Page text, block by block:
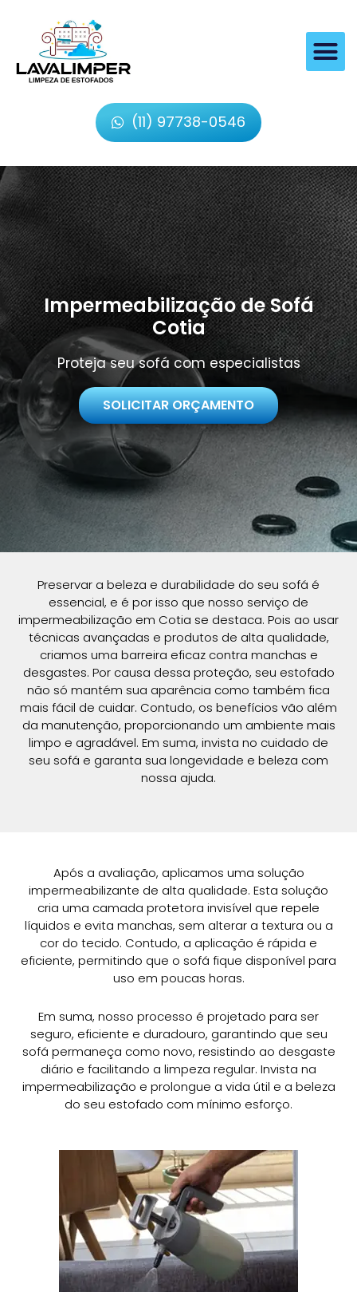
(11) 97738-0546
Impermeabilização de Sofá
Cotia
Proteja seu sofá com especialistas
SOLICITAR ORÇAMENTO
Preservar a beleza e durabilidade do seu sofá é
essencial, e é por isso que nosso serviço de
impermeabilização em Cotia se destaca. Pois ao usar
técnicas avançadas e produtos de alta qualidade,
criamos uma barreira eficaz contra manchas e
desgastes. Por causa dessa proteção, seu estofado
não só mantém sua aparência como também fica
mais fácil de cuidar. Contudo, os benefícios vão além
da manutenção, proporcionando um ambiente mais
limpo e agradável. Em suma, invista no cuidado de
seu sofá e garanta sua longevidade e beleza com
nossa ajuda.
Após a avaliação, aplicamos uma solução
impermeabilizante de alta qualidade. Esta solução
cria uma camada protetora invisível que repele
líquidos e evita manchas, sem alterar a textura ou a
cor do tecido. Contudo, a aplicação é rápida e
eficiente, permitindo que o sofá fique disponível para
uso em poucas horas.
Em suma, nosso processo é projetado para ser
seguro, eficiente e duradouro, garantindo que seu
sofá permaneça como novo, resistindo ao desgaste
diário e facilitando a limpeza regular. Invista na
impermeabilização e prolongue a vida útil e a beleza
do seu estofado com mínimo esforço.